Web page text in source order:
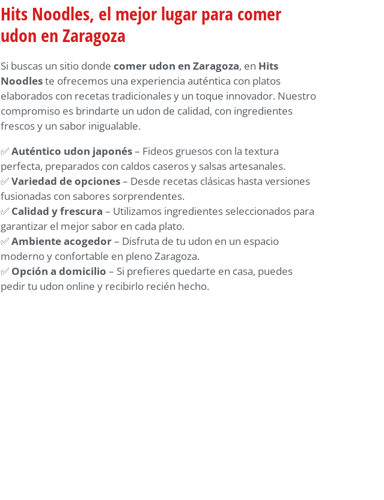
Hits Noodles, el mejor lugar para comer
udon en Zaragoza
Si buscas un sitio donde comer udon en Zaragoza, en Hits
Noodleste ofrecemos una experiencia auténtica con platos
elaborados con recetas tradicionales y un toque innovador. Nuestro
compromiso es brindarte un udon de calidad, con ingredientes
frescos y un sabor inigualable.
✅Auténtico udon japonés– Fideos gruesos con la textura
perfecta, preparados con caldos caseros y salsas artesanales.
✅Variedad de opciones– Desde recetas clásicas hasta versiones
fusionadas con sabores sorprendentes.
✅ Calidad y frescura – Utilizamos ingredientes seleccionados para
garantizar el mejor sabor en cada plato.
✅Ambiente acogedor– Disfruta de tu udon en un espacio
moderno y confortable en pleno Zaragoza.
✅ Opción a domicilio – Si prefieres quedarte en casa, puedes
pedir tu udon online y recibirlo recién hecho.